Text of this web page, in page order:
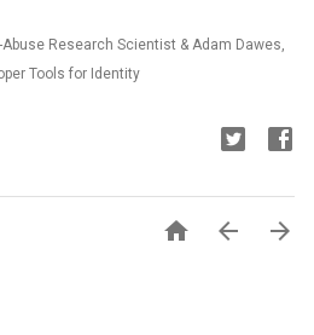
Research Scientist & Adam Dawes,
Tools for Identity
  